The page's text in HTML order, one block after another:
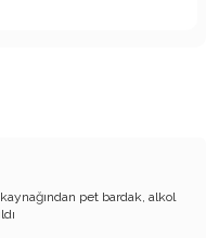
İşi Yapsa
pet bardak, alkol